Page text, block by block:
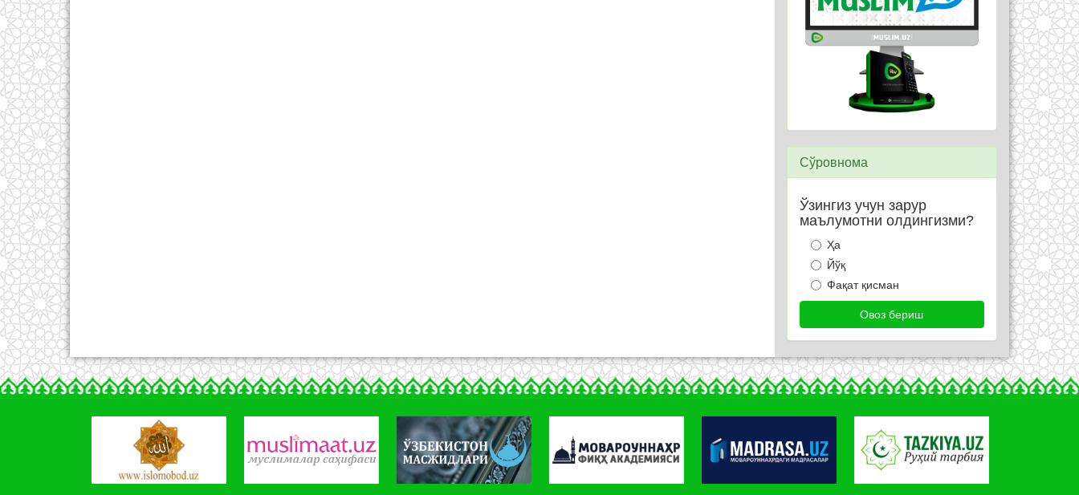
Сўровнома
Ўзингиз учун зарур
маълумотни олдингизми?
Ҳа
Йўқ
Фақат қисман